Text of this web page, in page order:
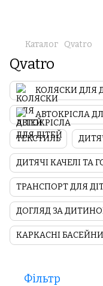
Каталог Qvatro
Qvatro
КОЛЯСКИ ДЛЯ
АВТОКРІСЛА
ТЕКСТИЛЬ
ДИТЯЧІ КАЧЕЛІ ТА
ТРАНСПОРТ ДЛЯ
ДОГЛЯД ЗА
КАРКАСНІ БАСЕЙНИ
Фільтр